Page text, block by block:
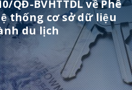
QĐ-BVHTTDL về Phê
thống cơ sở dữ liệu
du lịch